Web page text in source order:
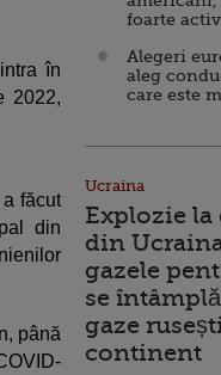
în
2022,
făcut
din
până
foarte
Alegeri
aleg
care este
Ucraina
Explozie
din
gazele
se
gaze
continent